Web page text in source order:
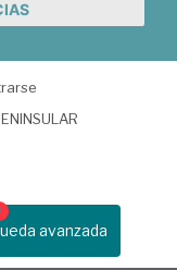
avanzada